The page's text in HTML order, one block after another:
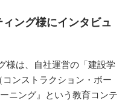
ング様にインタビュ
様は、自社運営の「建設学
ンストラクション・ボー
ニング』という教育コンテ